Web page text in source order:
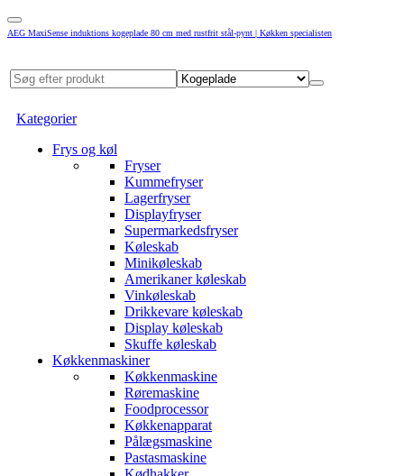
AEG MaxiSense induktions kogeplade 80 cm med rustfrit stål-pynt | Køkken specialisten
Kategorier
Frys og køl
Fryser
Kummefryser
Lagerfryser
Displayfryser
Supermarkedsfryser
Køleskab
Minikøleskab
Amerikaner køleskab
Vinkøleskab
Drikkevare køleskab
Display køleskab
Skuffe køleskab
Køkkenmaskiner
Køkkenmaskine
Røremaskine
Foodprocessor
Køkkenapparat
Pålægsmaskine
Pastasmaskine